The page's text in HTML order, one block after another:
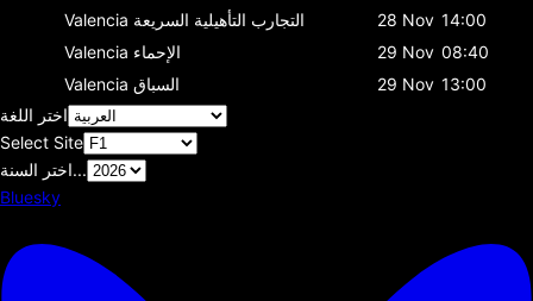
Valencia التجارب التأهيلية السريعة 28 Nov 14:00
Valencia الإحماء 29 Nov 08:40
Valencia السباق 29 Nov 13:00
اختر اللغة
Select Site
اختر السنة...
Bluesky